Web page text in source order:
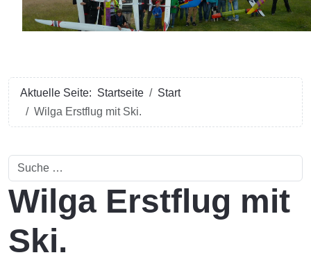
Aktuelle Seite: Startseite
Start
Wilga Erstflug mit Ski.
Suchen
Wilga Erstflug mit
Ski.